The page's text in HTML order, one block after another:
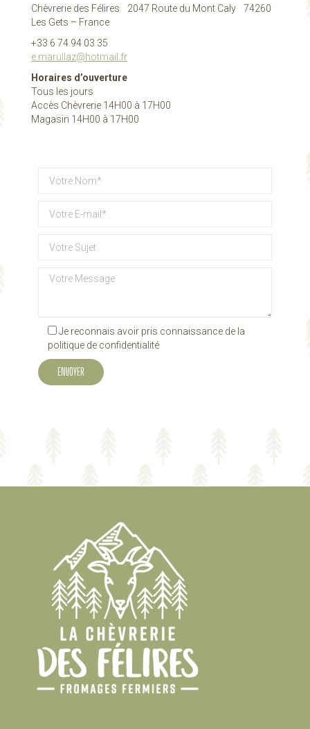
Chèvrerie des Félires 2047 Route du Mont Caly 74260
Les Gets – France
+33 6 74 94 03 35
e.marullaz@hotmail.fr
Horaires d’ouverture
Tous les jours
Accès Chèvrerie 14H00 à 17H00
Magasin 14H00 à 17H00
Je reconnais avoir pris connaissance de la
politique de confidentialité